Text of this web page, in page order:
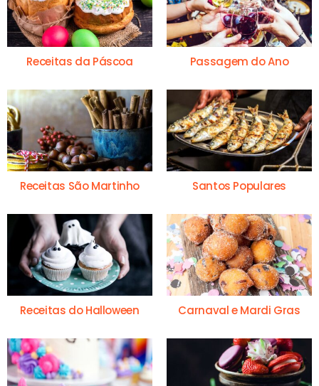
Receitas da Páscoa Passagem do Ano
Receitas São Martinho Santos Populares
Receitas do Halloween Carnaval e Mardi Gras